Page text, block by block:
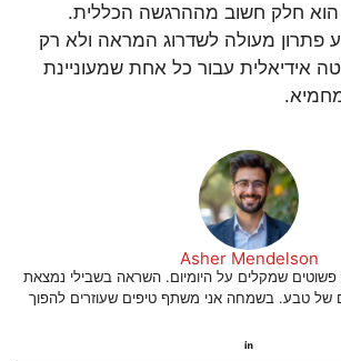
חלק חשוב מההרגשה הכללית.
פתרון מעולה לשדרוג המראה ולא רק
אידיאלית עבור כל אחת שמעוניינת
Asher Mendelson
פשוטים שמקלים על היומיום. השראה בשבילי נמצאת
של טבע. בשמחה אני משתף טיפים שעוזרים להפוך